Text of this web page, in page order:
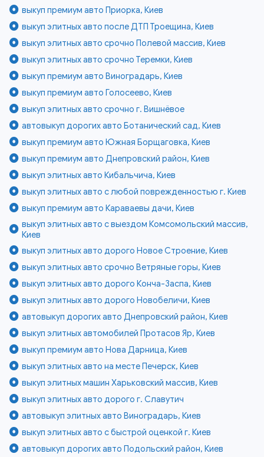
выкуп премиум авто Приорка, Киев
выкуп элитных авто после ДТП Троещина, Киев
выкуп элитных авто срочно Полевой массив, Киев
выкуп элитных авто срочно Теремки, Киев
выкуп премиум авто Виноградарь, Киев
выкуп премиум авто Голосеево, Киев
выкуп элитных авто срочно г. Вишнёвое
автовыкуп дорогих авто Ботанический сад, Киев
выкуп премиум авто Южная Борщаговка, Киев
выкуп премиум авто Днепровский район, Киев
выкуп элитных авто Кибальчича, Киев
выкуп элитных авто с любой поврежденностью г. Киев
выкуп премиум авто Караваевы дачи, Киев
выкуп элитных авто с выездом Комсомольский массив,
Киев
выкуп элитных авто дорого Новое Строение, Киев
выкуп элитных авто срочно Ветряные горы, Киев
выкуп элитных авто дорого Конча-Заспа, Киев
выкуп элитных авто дорого Новобеличи, Киев
автовыкуп дорогих авто Днепровский район, Киев
выкуп элитных автомобилей Протасов Яр, Киев
выкуп премиум авто Нова Дарница, Киев
выкуп элитных авто на месте Печерск, Киев
выкуп элитных машин Харьковский массив, Киев
выкуп элитных авто дорого г. Славутич
автовыкуп элитных авто Виноградарь, Киев
выкуп элитных авто с быстрой оценкой г. Киев
автовыкуп дорогих авто Подольский район, Киев